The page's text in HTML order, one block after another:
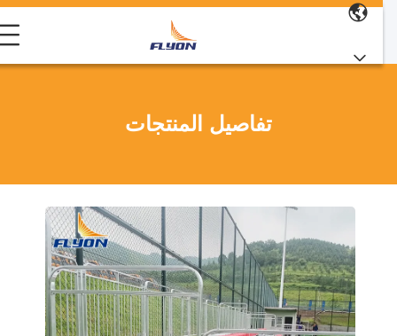
تفاصيل المنتجات